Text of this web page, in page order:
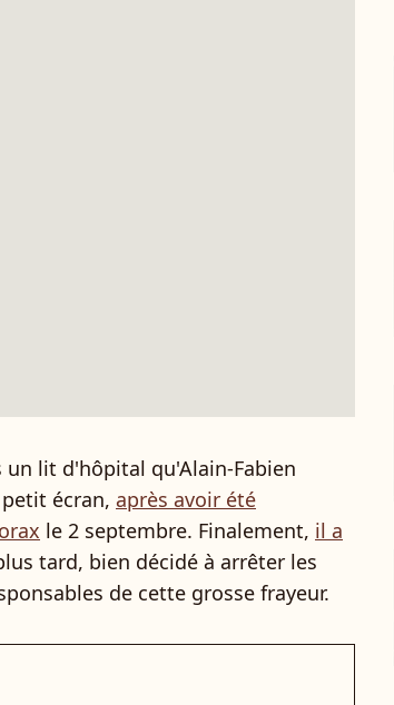
lit d'hôpital qu'Alain-Fabien
écran, après avoir été
le 2 septembre. Finalement, il a
tard, bien décidé à arrêter les
de cette grosse frayeur.